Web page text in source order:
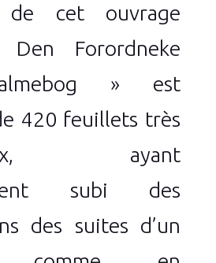
de cet ouvrage
Forordneke
» est
420 feuillets très
ayant
subi des
des suites d’un